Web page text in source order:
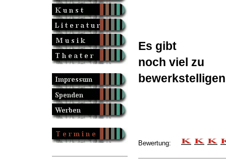
Es gibt
noch viel zu
bewerkstelligen
Bewertung: